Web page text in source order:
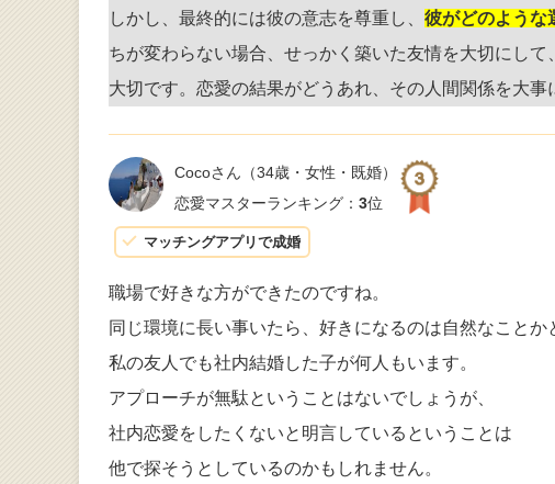
しかし、最終的には彼の意志を尊重し、 彼がどのような
ちが変わらない場合、せっかく築いた友情を大切にし
大切です。恋愛の結果がどうあれ、その人間関係を大事
Cocoさん （34歳・女性・既婚）
恋愛マスターランキング： 3位
マッチングアプリで成婚
職場で好きな方ができたのですね。
同じ環境に長い事いたら、好きになるのは自然なことか
私の友人でも社内結婚した子が何人もいます。
アプローチが無駄ということはないでしょうが、
社内恋愛をしたくないと明言しているということは
他で探そうとしているのかもしれません。